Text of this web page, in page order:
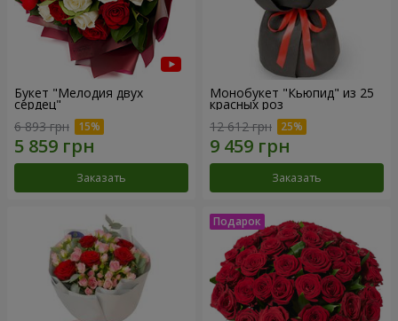
Букет "Мелодия двух
сердец"
6 893 грн
Заказать
Монобукет "Кьюпид" из 25
красных роз
12 612 грн
Заказать